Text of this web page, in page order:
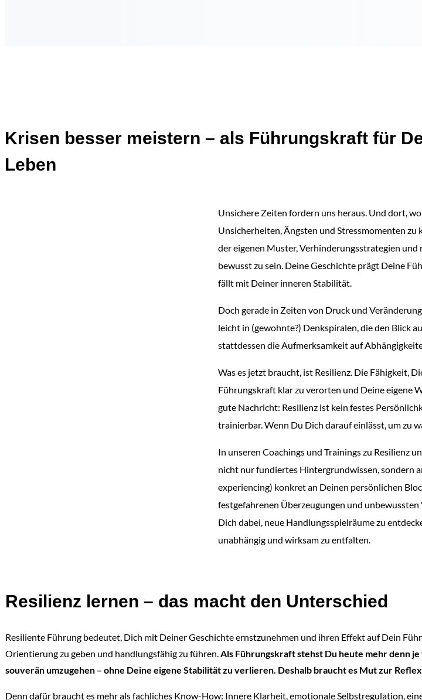
Krisen besser meistern – als Führungskraft für
Leben
Unsichere Zeiten fordern uns heraus. Und dort,
Unsicherheiten, Ängsten und Stressmomenten zu
der eigenen Muster, Verhinderungsstrategien
bewusst zu sein. Deine Geschichte prägt Deine
fällt mit Deiner inneren Stabilität.
Doch gerade in Zeiten von Druck und
leicht in (gewohnte?) Denkspiralen, die den Blick
stattdessen die Aufmerksamkeit auf
Was es jetzt braucht, ist Resilienz. Die Fähigkeit,
Führungskraft klar zu verorten und Deine eigene
gute Nachricht: Resilienz ist kein festes
trainierbar. Wenn Du Dich darauf einlässt, um zu
In unseren Coachings und Trainings zu Resilienz
nicht nur fundiertes Hintergrundwissen, sondern
experiencing) konkret an Deinen persönlichen
festgefahrenen Überzeugungen und
Dich dabei, neue Handlungsspielräume zu
unabhängig und wirksam zu entfalten.
Resilienz lernen – das macht den Unterschied
Resiliente Führung bedeutet, Dich mit Deiner Geschichte ernstzunehmen und ihren Effekt auf Dein
Orientierung zu geben und handlungsfähig zu führen.Als Führungskraft stehst Du heute mehr denn
souverän umzugehen – ohne Deine eigene Stabilität zu verlieren. Deshalb braucht es Mut zur
Denn dafür braucht es mehr als fachliches Know-How: Innere Klarheit, emotionale Selbstregulation,